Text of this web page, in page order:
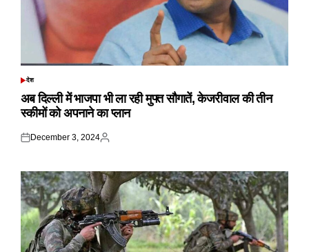
POSTED
देश
अब दिल्ली में भाजपा भी ला रही मुफ्त सौगातें, केजरीवाल की तीन
स्कीमों को अपनाने का प्लान
Posted
December 3, 2024
Posted